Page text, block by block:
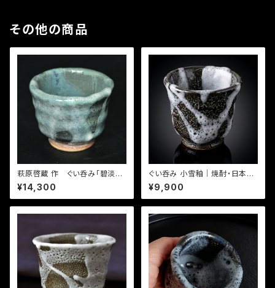
その他の商品
萩原啓蔵 作 ぐい呑み「碧淡
青」
¥14,300
ぐい呑み 小雪釉｜焼酎・日本酒
に合う作家物（萩原啓蔵）
¥9,900